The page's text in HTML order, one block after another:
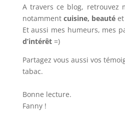
A travers ce blog, retrouvez
notamment cuisine, beautéet
Et aussi mes humeurs, mes
d’intérêt=)
Partagez vous aussi vos
tabac.
Bonne lecture.
Fanny !